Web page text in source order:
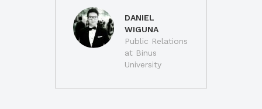
DANIEL
WIGUNA
Public Relations
at Binus
University